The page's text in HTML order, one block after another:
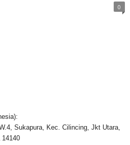
0
Sukapura, Kec. Cilincing, Jkt Utara,
14140